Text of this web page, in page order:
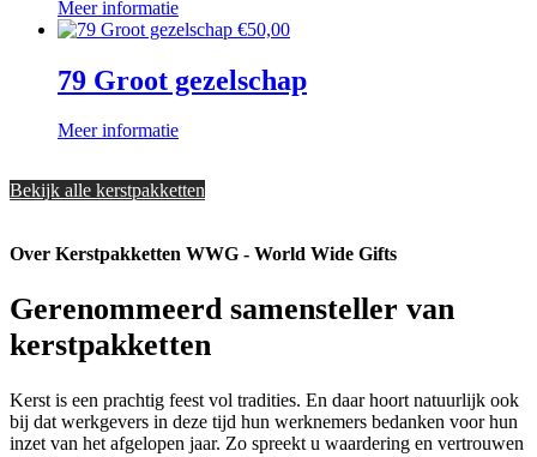
Meer informatie
€50,00
79 Groot gezelschap
Meer informatie
Bekijk alle kerstpakketten
Over Kerstpakketten WWG - World Wide Gifts
Gerenommeerd samensteller van
kerstpakketten
Kerst is een prachtig feest vol tradities. En daar hoort natuurlijk ook
bij dat werkgevers in deze tijd hun werknemers bedanken voor hun
inzet van het afgelopen jaar. Zo spreekt u waardering en vertrouwen